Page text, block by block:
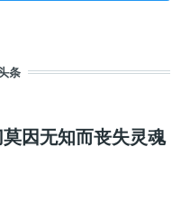
条
莫因无知而丧失灵魂